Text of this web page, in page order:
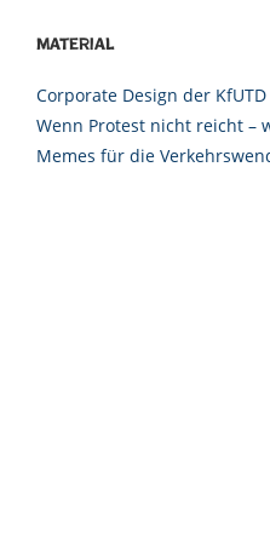
Material
Corporate Design der KfUTD
Wenn Protest nicht reicht –
Memes für die